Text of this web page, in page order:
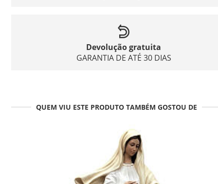
Devolução gratuita
GARANTIA DE ATÉ 30 DIAS
QUEM VIU ESTE PRODUTO TAMBÉM GOSTOU DE